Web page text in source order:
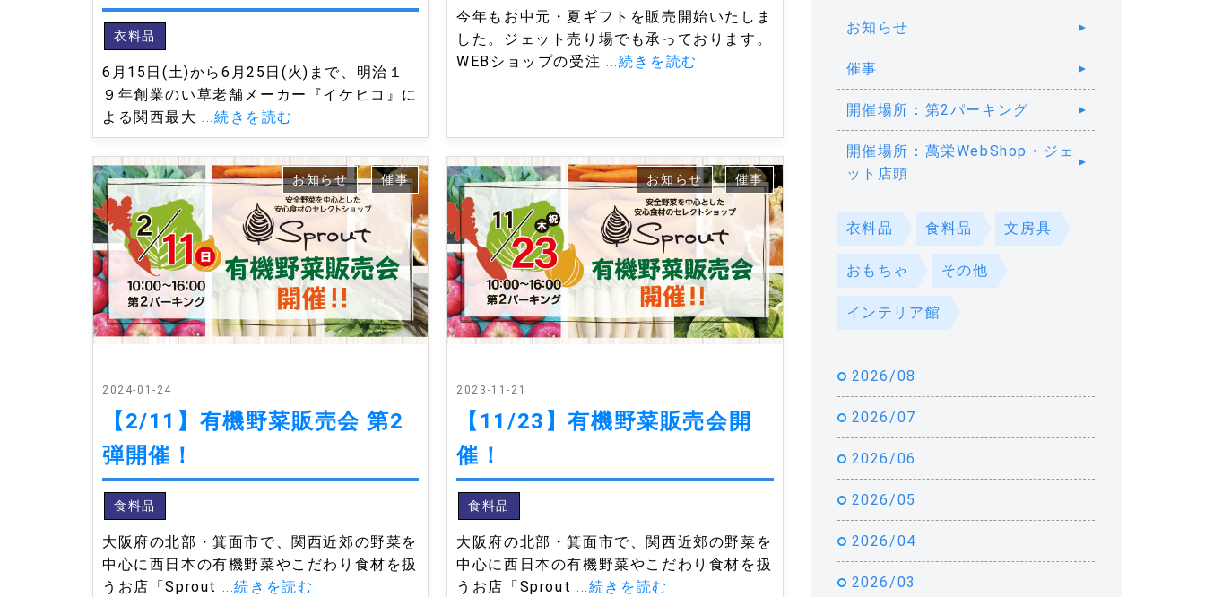
衣料品
6月15日(土)から6月25日(火)まで、明治１
９年創業のい草老舗メーカー『イケヒコ』に
よる関西最大...続きを読む
今年もお中元・夏ギフトを販売開始いたしま
した。ジェット売り場でも承っております。
WEBショップの受注 ...続きを読む
2024-01-24
【2/11】有機野菜販売会 第2
弾開催！
お知らせ 催事
食料品
大阪府の北部・箕面市で、関西近郊の野菜を
中心に西日本の有機野菜やこだわり食材を扱
うお店「Sprout ...続きを読む
2023-11-21
【11/23】有機野菜販売会開
催！
お知らせ 催事
食料品
大阪府の北部・箕面市で、関西近郊の野菜を
中心に西日本の有機野菜やこだわり食材を扱
うお店「Sprout ...続きを読む
お知らせ
催事
開催場所：第2パーキング
開催場所：萬栄WebShop・ジェ
ット店頭
衣料品 食料品 文房具
おもちゃ その他
インテリア館
2026/08
2026/07
2026/06
2026/05
2026/04
2026/03